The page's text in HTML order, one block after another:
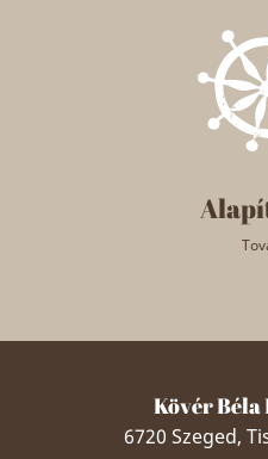
Kövér Béla
6720 Szeged,